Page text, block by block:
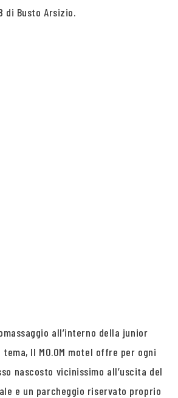
di Busto Arsizio.
all’interno della junior
Il MO.OM motel offre per ogni
nascosto vicinissimo all’uscita del
e un parcheggio riservato proprio